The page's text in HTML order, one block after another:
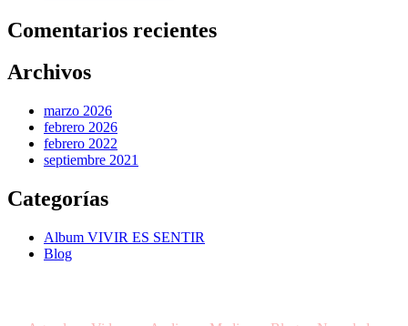
Comentarios recientes
Archivos
marzo 2026
febrero 2026
febrero 2022
septiembre 2021
Categorías
Album VIVIR ES SENTIR
Blog